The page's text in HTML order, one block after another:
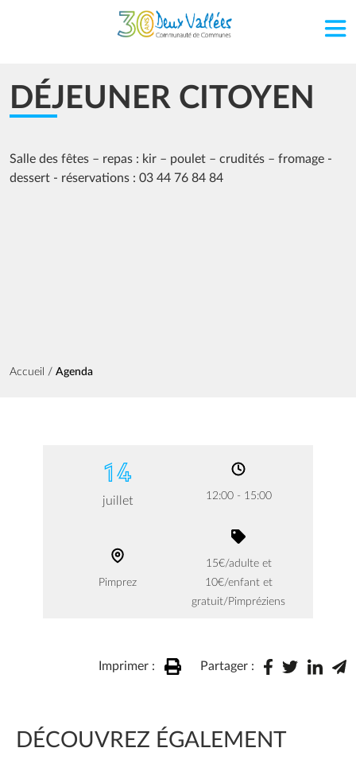
Aller au contenu principal
DÉJEUNER CITOYEN
Salle des fêtes – repas : kir – poulet – crudités – fromage -
dessert - réservations : 03 44 76 84 84
Fil d'Ariane
Accueil Agenda
14
juillet 12:00 - 15:00
Pimprez
15€/adulte et
10€/enfant et
gratuit/Pimpréziens
Imprimer : Partager :
DÉCOUVREZ ÉGALEMENT